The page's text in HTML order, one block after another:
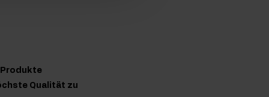
Produkte
Qualität zu